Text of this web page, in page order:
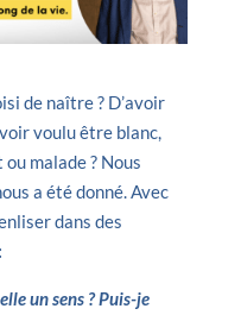
de naître ? D’avoir
voulu être blanc,
malade ? Nous
a été donné. Avec
dans des
:
un sens ? Puis-je